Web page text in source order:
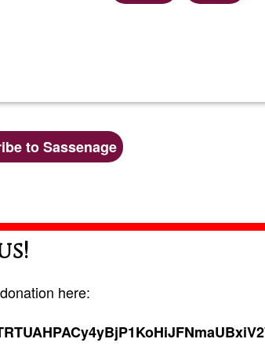
to Sassenage
here: